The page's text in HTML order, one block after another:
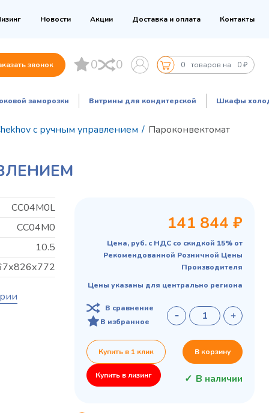
Новости Акции Доставка и оплата Контакты
звонок 0 0 0 товаров на 0 ₽
заморозки Витрины для кондитерской Шкафы
с ручным управлением / Пароконвектомат
CC04M0L
CC04M0
10.5
141 844 ₽
Цена, руб. с НДС со скидкой 15% от
Рекомендованной Розничной Цены
Производителя
Цены указаны для центрально региона
В сравнение
В избранное
Купить в 1 клик В корзину
Купить в лизинг В наличии